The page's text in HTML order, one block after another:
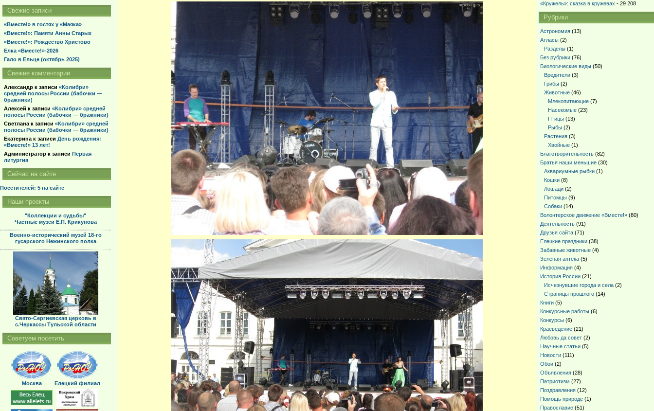
«Кружель»: сказка в кружевах - 29 208
Рубрики
Астрономия(13)
Атласы(2)
Разделы(1)
Без рубрики(76)
Биологические виды(50)
Вредители(3)
Грибы(2)
Животные(46)
Млекопитающие(7)
Насекомые(23)
Птицы(13)
Рыбы(2)
Растения(3)
Хвойные(1)
Благотворительность(82)
Братья наши меньшие(30)
Аквариумные рыбки(1)
Кошки(8)
Лошади(2)
Питомцы(9)
Собаки(14)
Волонтерское движение «Вместе!»(80)
Деятельность(91)
Друзья сайта(71)
Елецкие праздники(38)
Забавные животные(4)
Зелёная аптека(5)
Информация(4)
История России(21)
Исчезнувшие города и села(2)
Страницы прошлого(14)
Книги(5)
Конкурсные работы(6)
Конкурсы(6)
Краеведение(21)
Любовь да совет(2)
Научные статьи(5)
Новости(111)
Обои(2)
Объявления(28)
Патриотизм (27)
Поздравления(12)
Помощь природе(1)
Православие(51)
Свежие записи
«Вместе!» в гостях у «Маяка»
«Вместе!»: Памяти Анны Старых
«Вместе!»: Рождество Христово
Елка «Вместе!»-2026
Гало в Ельце (октябрь 2025)
Свежие комментарии
Александр к записи «Колибри»
средней полосы России (бабочки —
бражники)
Алексей к записи «Колибри» средней
полосы России (бабочки — бражники)
Светланак записи «Колибри» средней
полосы России (бабочки — бражники)
Екатеринак записи День рождения:
«Вместе!» 13 лет!
Администратор к записи Первая
литургия
Сейчас на сайте
Посетителей: 5 на сайте
Наши проекты
"Коллекции и судьбы"
Частные музеи Е.П. Крикунова
Военно-исторический музей 18-го
гусарского Нежинского полка
Свято-Сергиевская церковь в
с.Черкассы Тульской области
Советуем посетить
Москва Елецкий филиал